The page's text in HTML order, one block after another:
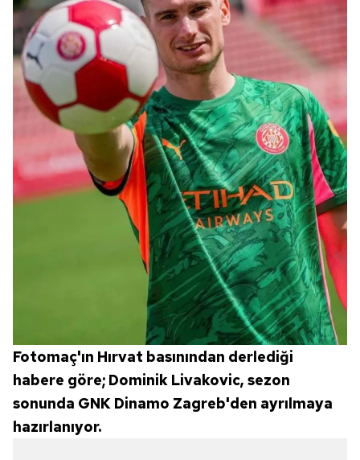
Fotomaç'ın Hırvat basınından derlediği
habere göre; Dominik Livakovic, sezon
sonunda GNK Dinamo Zagreb'den ayrılmaya
hazırlanıyor.